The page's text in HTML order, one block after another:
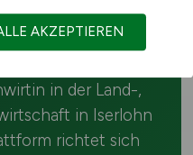
Seite findest du
in der Land-,
in Iserlohn
richtet sich
AKZEPTIEREN